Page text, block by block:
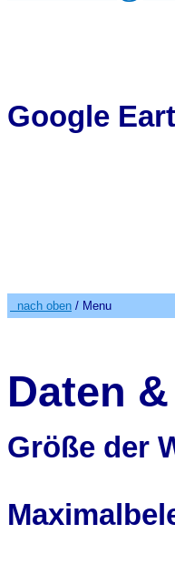
Google
nach oben / Menu
Daten
Größe der